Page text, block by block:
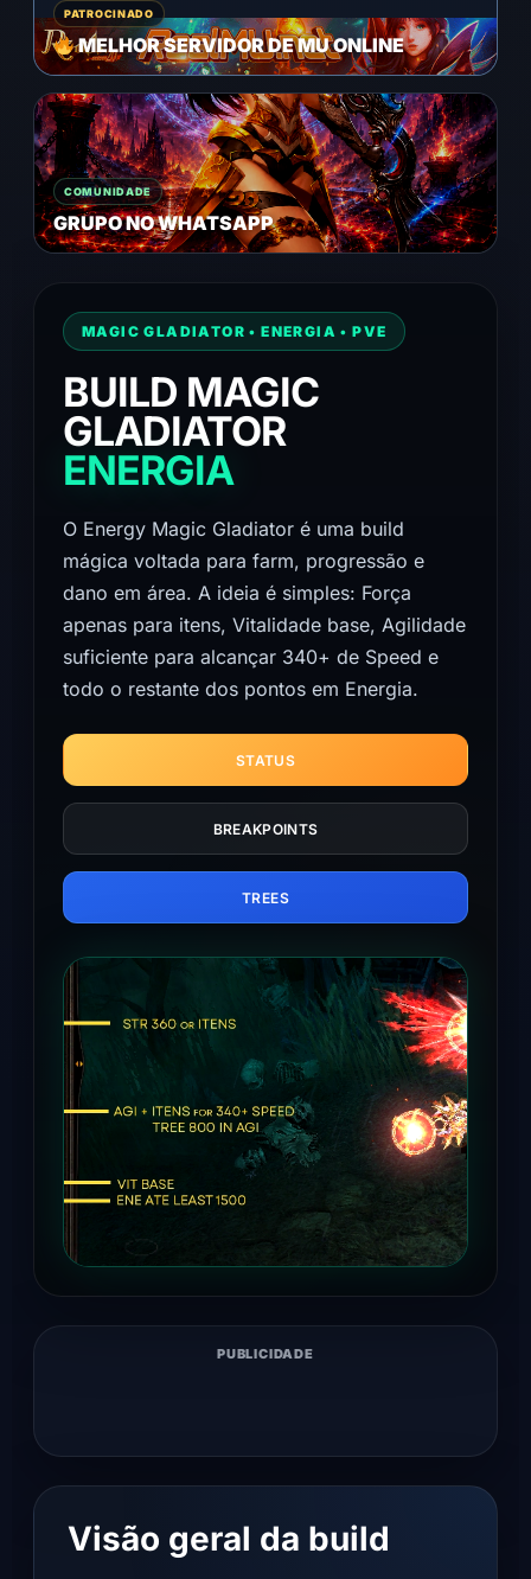
PATROCINADO
MELHOR SERVIDOR DE MU ONLINE
COMUNIDADE
GRUPO NO WHATSAPP
MAGIC GLADIATOR • ENERGIA • PVE
BUILD MAGIC
GLADIATOR
ENERGIA
O Energy Magic Gladiator é uma build
mágica voltada para farm, progressão e
dano em área. A ideia é simples: Força
apenas para itens, Vitalidade base, Agilidade
suficiente para alcançar 340+ de Speed e
todo o restante dos pontos em Energia.
STATUS
BREAKPOINTS
TREES
PUBLICIDADE
Visão geral da build